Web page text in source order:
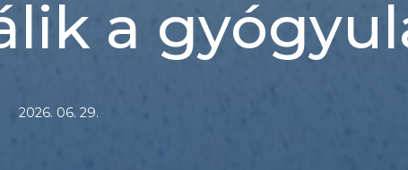
a
2026. 06. 29.